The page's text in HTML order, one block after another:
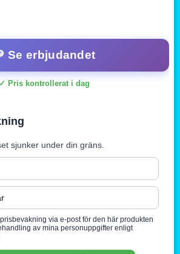
Se erbjudandet
✓ Pris kontrollerat i dag
sjunker under din gräns.
via e-post för den här produkten
av mina personuppgifter enligt